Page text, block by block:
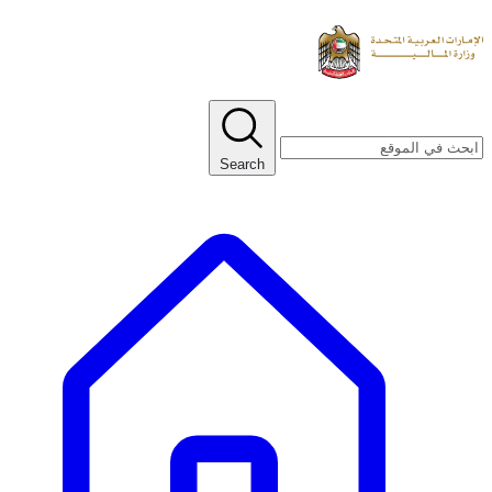
Search